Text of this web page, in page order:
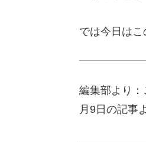
では今日はこ
編集部より：
月9日の記事